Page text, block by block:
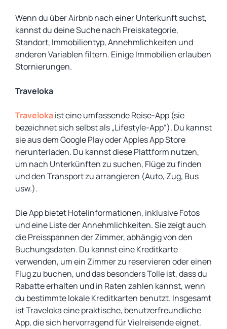
Wenn du über Airbnb nach einer Unterkunft suchst,
kannst du deine Suche nach Preiskategorie,
Standort, Immobilientyp, Annehmlichkeiten und
anderen Variablen filtern. Einige Immobilien erlauben
Stornierungen.
Traveloka
Travelokaist eine umfassende Reise-App (sie
bezeichnet sich selbst als „Lifestyle-App“). Du kannst
sie aus dem Google Play oder Apples App Store
herunterladen. Du kannst diese Plattform nutzen,
um nach Unterkünften zu suchen, Flüge zu finden
und den Transport zu arrangieren (Auto, Zug, Bus
usw.).
Die App bietet Hotelinformationen, inklusive Fotos
und eine Liste der Annehmlichkeiten. Sie zeigt auch
die Preisspannen der Zimmer, abhängig von den
Buchungsdaten. Du kannst eine Kreditkarte
verwenden, um ein Zimmer zu reservieren oder einen
Flug zu buchen, und das besonders Tolle ist, dass du
Rabatte erhalten und in Raten zahlen kannst, wenn
du bestimmte lokale Kreditkarten benutzt. Insgesamt
ist Traveloka eine praktische, benutzerfreundliche
App, die sich hervorragend für Vielreisende eignet.